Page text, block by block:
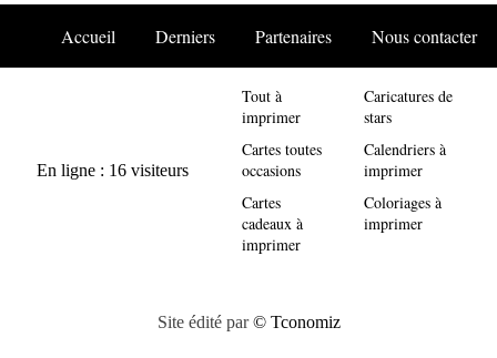
Accueil Derniers Partenaires Nous contacter
Tout à
imprimer
Cartes toutes
occasions
Cartes
cadeaux à
imprimer
Caricatures de
stars
Calendriers à
imprimer
Coloriages à
imprimer
Site édité par© Tconomiz